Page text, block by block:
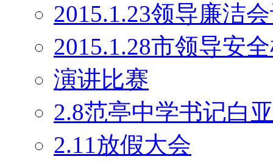
2015.1.23领导廉洁
2015.1.28市领导安
演讲比赛
2.8范亭中学书记白
2.11放假大会